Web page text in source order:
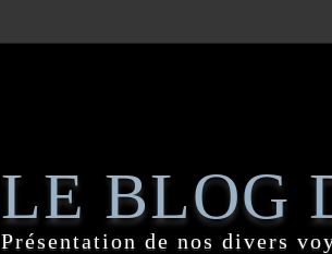
LE BLOG
Présentation de nos divers